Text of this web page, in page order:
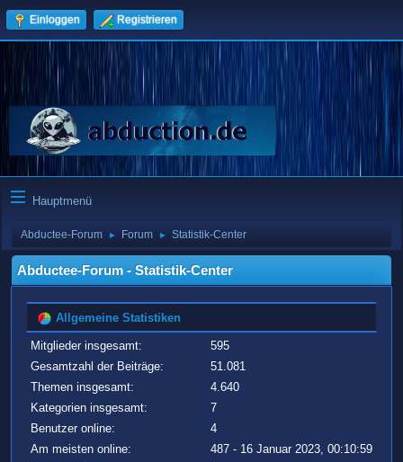
Einloggen Registrieren
Hauptmenü
Abductee-Forum ► Forum ► Statistik-Center
Abductee-Forum - Statistik-Center
Allgemeine Statistiken
Mitglieder insgesamt:
595
Gesamtzahl der Beiträge:
51.081
Themen insgesamt:
4.640
Kategorien insgesamt:
7
Benutzer online:
4
Am meisten online:
487 - 16 Januar 2023, 00:10:59